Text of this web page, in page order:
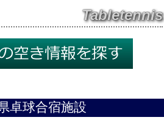
Tabletennis
卓球合宿施設